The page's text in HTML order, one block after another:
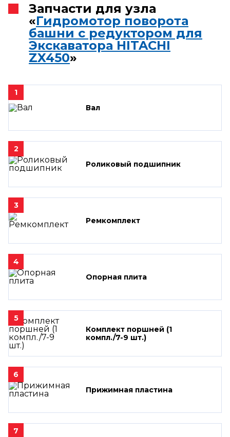
Запчасти для узла
«Гидромотор поворота
башни с редуктором для
Экскаватора HITACHI
ZX450»
1
Вал
2
Роликовый подшипник
3
Ремкомплект
4
Опорная плита
5
Комплект поршней (1
компл./7-9 шт.)
6
Прижимная пластина
7